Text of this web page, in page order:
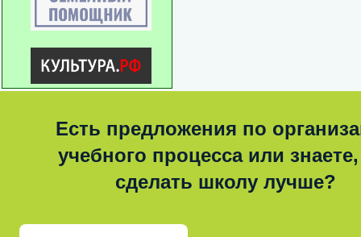
Есть предложения по
учебного процесса или знаете,
сделать школу лучше?